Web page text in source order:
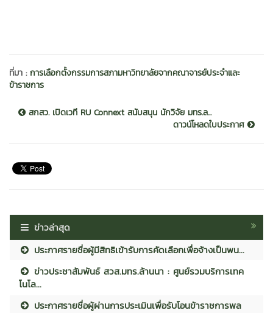
ที่มา :การเลือกตั้งกรรมการสภามหาวิทยาลัยจากคณาจารย์ประจำและ
ข้าราชการ
สกสว. เปิดเวที RU Connext สนับสนุน นักวิจัย มทร.ล...
ดาวน์โหลดใบประกาศ
ข่าวล่าสุด
ประกาศรายชื่อผู้มีสิทธิเข้ารับการคัดเลือกเพื่อจ้างเป็นพน...
ข่าวประชาสัมพันธ์ สวส.มทร.ล้านนา : ศูนย์รวมบริการเทค
โนโล...
ประกาศรายชื่อผู้ผ่านการประเมินเพื่อรับโอนข้าราชการพล